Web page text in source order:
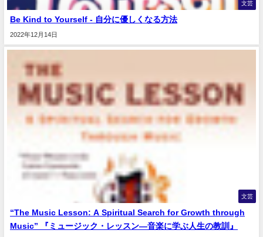
文芸
Be Kind to Yourself - 自分に優しくなる方法
2022年12月14日
文芸
“The Music Lesson: A Spiritual Search for Growth through
Music” 『ミュージック・レッスン―音楽に学ぶ人生の教訓』